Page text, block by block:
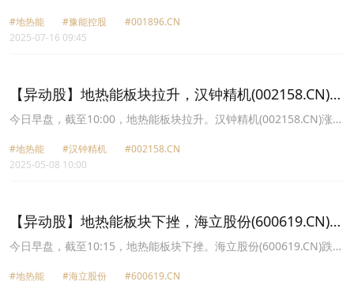
环境(000811.CN)涨2.13%报12.0元，汉钟精机(002158.CN)涨0.97%
报17.68元，隆华科技(300263.CN)涨0.26%报7.69元，盾安环境
#地热能 #豫能控股
#001896.CN
2025-07-16 09:45
【异动股】地热能板块拉升，汉钟精机(002158.CN)涨
10.0%
今日早盘，截至10:00，地热能板块拉升。汉钟精机(002158.CN)涨
环境(000811.CN)涨6.24%报12.43元，*ST建艺(002789.CN)涨2.22%
报7.38元，盾安环境(002011.CN)涨1.82%报11.75元，隆华科技
#地热能 #汉钟精机
#002158.CN
2025-05-08 10:00
【异动股】地热能板块下挫，海立股份(600619.CN)跌
6.28%
今日早盘，截至10:15，地热能板块下挫。海立股份(600619.CN)跌
(600336.CN)跌2.56%报5.33元，汉钟精机(002158.CN)跌1.26%报
#地热能 #海立股份
#600619.CN